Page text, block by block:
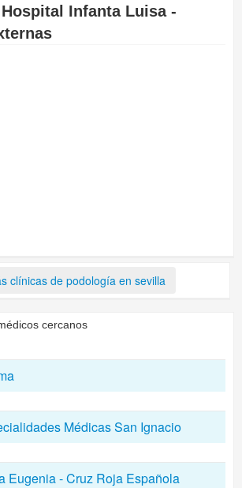
Hospital Infanta Luisa -
clínicas de podología en sevilla
cercanos
Médicas San Ignacio
Eugenia - Cruz Roja Española